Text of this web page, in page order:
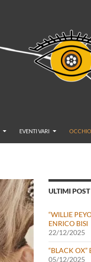
EVENTI VARI
ULTIMI
“WILLIE
ENRICO BISI
22/12/2025
“BLACK OX”
05/12/2025